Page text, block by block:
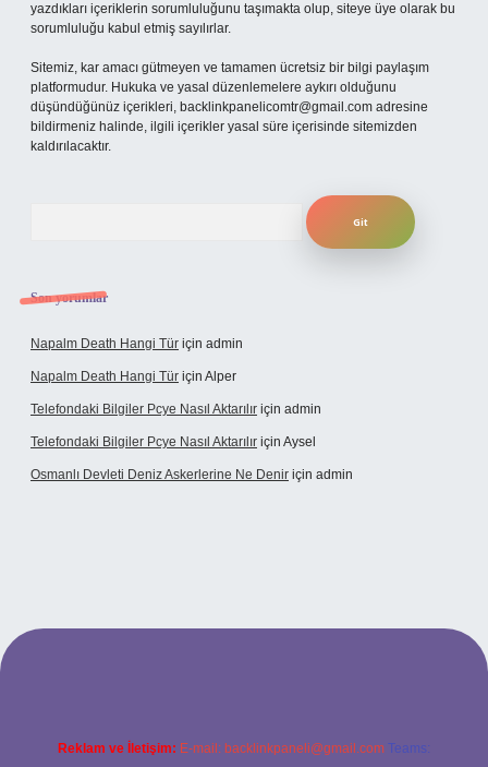
yazdıkları içeriklerin sorumluluğunu taşımakta olup, siteye üye olarak bu
sorumluluğu kabul etmiş sayılırlar.
Sitemiz, kar amacı gütmeyen ve tamamen ücretsiz bir bilgi paylaşım
platformudur. Hukuka ve yasal düzenlemelere aykırı olduğunu
düşündüğünüz içerikleri, backlinkpanelicomtr@gmail.com adresine
bildirmeniz halinde, ilgili içerikler yasal süre içerisinde sitemizden
kaldırılacaktır.
Son yorumlar
Napalm Death Hangi Tür için admin
Napalm Death Hangi Tür için Alper
Telefondaki Bilgiler Pcye Nasıl Aktarılır için admin
Telefondaki Bilgiler Pcye Nasıl Aktarılır için Aysel
Osmanlı Devleti Deniz Askerlerine Ne Denir için admin
giriş
Reklam ve İletişim: E-mail: backlinkpaneli@gmail.com Teams: